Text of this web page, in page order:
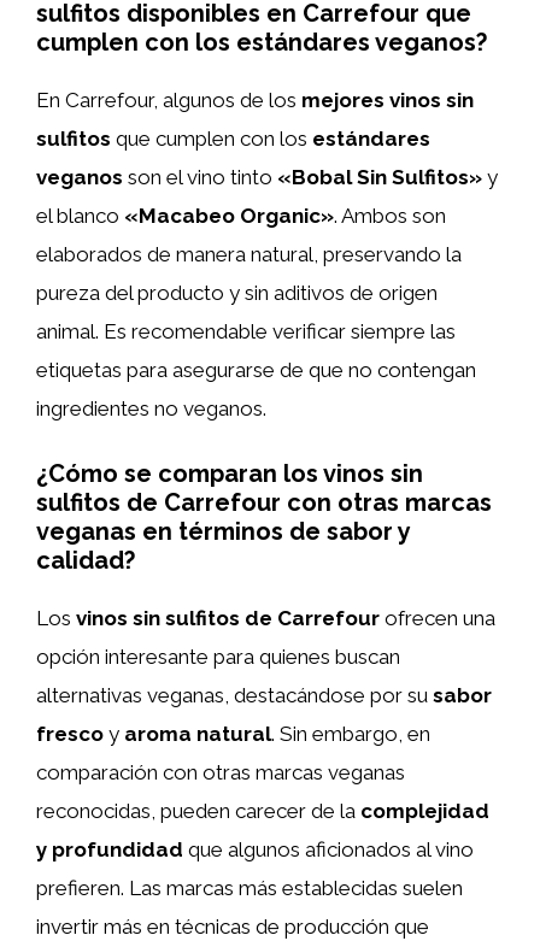
sulfitos disponibles en Carrefour que
cumplen con los estándares veganos?
En Carrefour, algunos de los mejores vinos sin
sulfitos que cumplen con los estándares
veganos son el vino tinto «Bobal Sin Sulfitos» y
el blanco «Macabeo Organic». Ambos son
elaborados de manera natural, preservando la
pureza del producto y sin aditivos de origen
animal. Es recomendable verificar siempre las
etiquetas para asegurarse de que no contengan
ingredientes no veganos.
¿Cómo se comparan los vinos sin
sulfitos de Carrefour con otras marcas
veganas en términos de sabor y
calidad?
Los vinos sin sulfitos de Carrefour ofrecen una
opción interesante para quienes buscan
alternativas veganas, destacándose por su sabor
fresco y aroma natural. Sin embargo, en
comparación con otras marcas veganas
reconocidas, pueden carecer de la complejidad
y profundidad que algunos aficionados al vino
prefieren. Las marcas más establecidas suelen
invertir más en técnicas de producción que